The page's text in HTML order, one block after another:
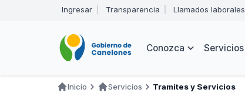
Ingresar Transparencia Llamados laborales
Navegación
Conozca Servicios
Inicio Servicios Tramites y Servicios